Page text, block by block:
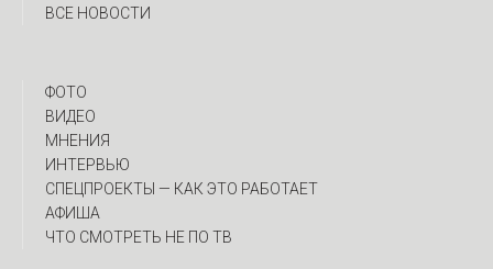
ВСЕ НОВОСТИ
ФОТО
ВИДЕО
МНЕНИЯ
ИНТЕРВЬЮ
CПЕЦПРОЕКТЫ — КАК ЭТО РАБОТАЕТ
АФИША
ЧТО СМОТРЕТЬ НЕ ПО ТВ